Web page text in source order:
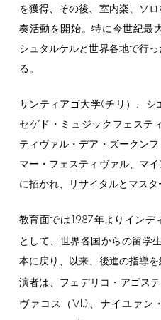
を獲得、その後、室内楽、ソ
奏活動を開始。特に今世紀最
シュタルケルと世界各地で行
る。
サンティアゴ大学(チリ）、シ
セゲド・ミュジックフェステ
ティヴァル・デア・ズークン
マー・フェスティヴァル、マ
に招かれ、リサイタルとマスタ
教育面では1987年よりインデ
として、世界各国からの留学
本に戻り、以来、後進の指導
演者は、フェデリコ・アゴス
ヴァコス（Vl.)、ナイユァン